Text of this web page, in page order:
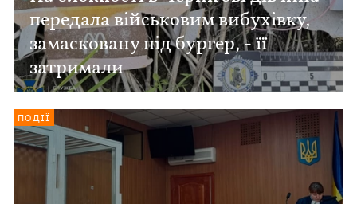
передала військовим вибухівку,
замасковану під бургер, - її
затримали
ПОДІЇ